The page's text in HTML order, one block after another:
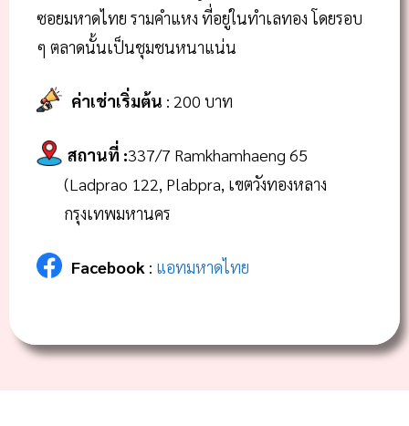
ซอยมหาดไทย รามคำแหง ที่อยู่ในทำเลทอง โดยรอบ
ๆ ตลาดนั้นเป็นชุมชนหนาแน่น
ค่าเช่าเริ่มต้น : 200 บาท
สถานที่ :337/7 Ramkhamhaeng 65
(Ladprao 122, Plabpra, เขตวังทองหลาง
กรุงเทพมหานคร
Facebook : แอทมหาดไทย